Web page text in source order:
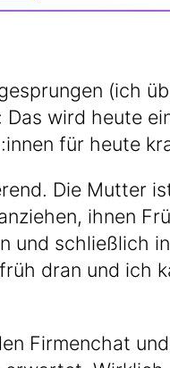
(ich
wird heu­te
für heu­te
Die Mut­ter
ihnen
und schließ­lich
dran und ich
Fir­men­chat